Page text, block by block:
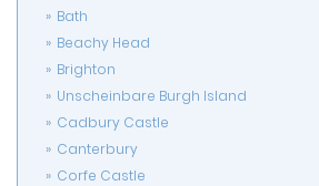
Bath
Beachy Head
Brighton
Unscheinbare Burgh Island
Cadbury Castle
Canterbury
Corfe Castle